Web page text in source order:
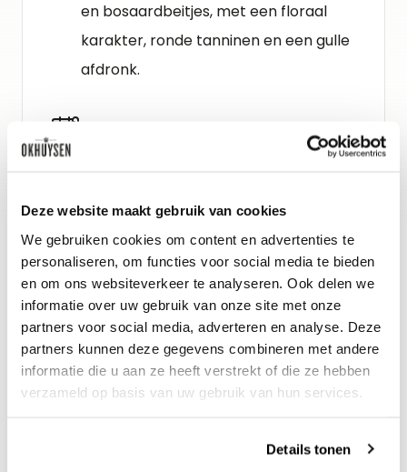
Deze website maakt gebruik van cookies
We gebruiken cookies om content en advertenties te
personaliseren, om functies voor social media te bieden
en om ons websiteverkeer te analyseren. Ook delen we
informatie over uw gebruik van onze site met onze
partners voor social media, adverteren en analyse. Deze
partners kunnen deze gegevens combineren met andere
informatie die u aan ze heeft verstrekt of die ze hebben
verzameld op basis van uw gebruik van hun services.
Details tonen
en bosaardbeitjes, met een floraal
karakter, ronde tanninen en een gulle
afdronk.
Nieuws & inspiratie in Vineé Vineuse
Vandaag voor 12.00 uur besteld, morgen in huis